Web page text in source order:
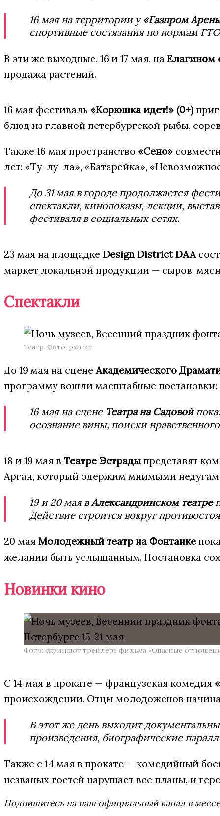
16 мая на территории у «Газпром
спортивные состязания по нормам
В эти же выходные, 16 и 17 мая, на Елагином
продажа растений.
16 мая фестиваль «Корюшка идет!» (0+)
блюд из главной петербургской рыбы,
Также 16 мая пространство «Сено»
лет: «Ту-лу-ла», «Батарейка»,
До 31 мая в городе продолжается
спектакли, кинопоказы, лекции,
фестиваля в социальных сетях.
23 мая на площадке Design District DAA
маркет локальной продукции — сыров,
Спектакли
Театр. Фото: pxhere
До 19 мая на сценеАкадемического
программу вошли масштабные постановки:
16 мая на сцене Театра на Садовой
осознание вины, поиски
18 и 19 мая в Театре Эстрады представят
Арган, который одержим мнимыми
19 и 20 мая вАлександринском театре
Действие строится вокруг
20 мая Молодежный театр на Фонтанке
желании быть услышанным. Постановка
Новинки кино
Фото: скриншот трейлера фильма «Опасные
С 14 мая в прокате — французская комедия
происхождении. Отцы молодоженов
В этот же день выходит
произведения, биографические
Также с 14 мая в прокате — комедийный
незваных гостей нарушает все планы, и
Подпишитесь на наш официальный канал в